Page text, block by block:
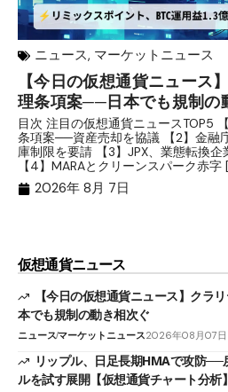
ニュース, マーケットニュース
【今日の仮想通貨ニュース
理条項案──日本でも規制の
目次 注目の仮想通貨ニュースTOP5
条項案──資産売却を協議 【2】金融
庫制限を要請 【3】JPX、業態転換
【4】MARAとクリーンスパーク赤字
2026年 8月 7日
仮想通貨ニュース
【今日の仮想通貨ニュース】クラ
本でも規制の動き相次ぐ
ニュースマーケットニュース2026年08月07
リップル、日足長期HMAで攻防
ルを試す展開【仮想通貨チャート分析